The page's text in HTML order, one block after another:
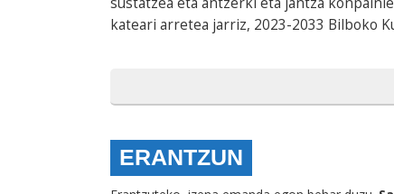
kateari arretea jarriz, 2023-2033 Bilboko
ERANTZUN